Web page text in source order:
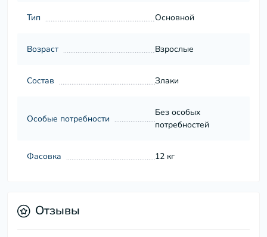
Тип Основной
Возраст Взрослые
Состав Злаки
Особые потребности
Без особых
потребностей
Фасовка 12 кг
Отзывы